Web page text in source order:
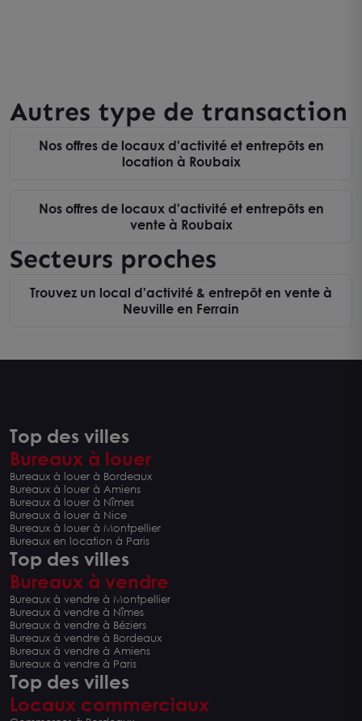
Autres type de transaction
Nos offres de locaux d'activité et entrepôts en
location à Roubaix
Nos offres de locaux d'activité et entrepôts en
vente à Roubaix
Secteurs proches
Trouvez un local d'activité & entrepôt en vente à
Neuville en Ferrain
Top des villes
Bureaux à louer
Bureaux à louer à Bordeaux
Bureaux à louer à Amiens
Bureaux à louer à Nîmes
Bureaux à louer à Nice
Bureaux à louer à Montpellier
Bureaux en location à Paris
Top des villes
Bureaux à vendre
Bureaux à vendre à Montpellier
Bureaux à vendre à Nîmes
Bureaux à vendre à Béziers
Bureaux à vendre à Bordeaux
Bureaux à vendre à Amiens
Bureaux à vendre à Paris
Top des villes
Locaux commerciaux